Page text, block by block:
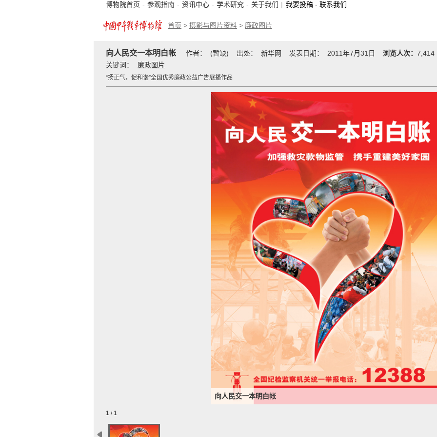
博物院首页 - 参观指南 - 资讯中心 - 学术研究 - 关于我们 | 我要投稿 - 联系我们
首页 > 摄影与图片资料 > 廉政图片
向人民交一本明白帐 作者： (暂缺) 出处： 新华网 发表日期： 2011年7月31日 浏览人次：
关键词：
廉政图片
“扬正气，促和谐”全国优秀廉政公益广告展播作品
向人民交一本明白帐
1 / 1